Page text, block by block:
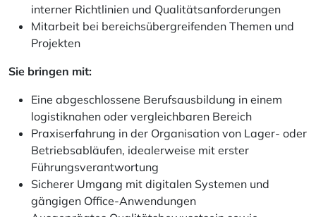
interner Richtlinien und Qualitätsanforderungen
Mitarbeit bei bereichsübergreifenden Themen und
Projekten
Sie bringen mit:
Eine abgeschlossene Berufsausbildung in einem
logistiknahen oder vergleichbaren Bereich
Praxiserfahrung in der Organisation von Lager- oder
Betriebsabläufen, idealerweise mit erster
Führungsverantwortung
Sicherer Umgang mit digitalen Systemen und
gängigen Office-Anwendungen